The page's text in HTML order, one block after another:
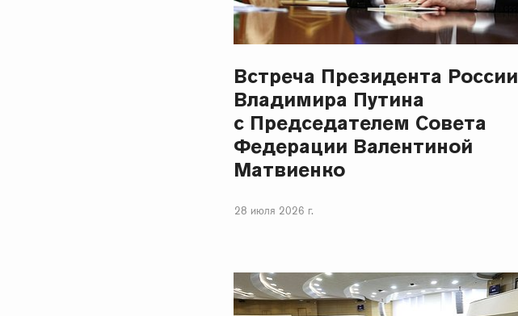
Встреча Президента России
Владимира Путина
с Председателем Совета
Федерации Валентиной
Матвиенко
28 июля 2026 г.